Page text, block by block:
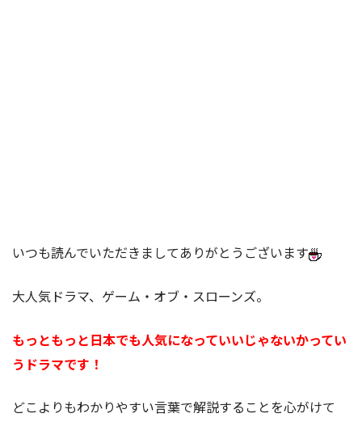
いつも読んでいただきましてありがとうございます
大人気ドラマ、ゲーム・オブ・スローンズ。
もっともっと日本でも人気になっていいじゃないかってい
うドラマです！
どこよりもわかりやすい言葉で解説することを心がけて